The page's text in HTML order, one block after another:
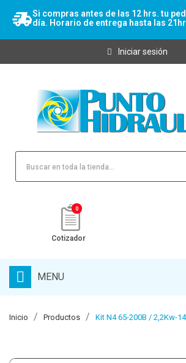
Si compras antes de las 12 hrs. tu
día. Horario de entrega hasta las
Iniciar sesión
0
Cotizador
MENU
Inicio Productos Kit N4 65-200B / 2,2Kw-